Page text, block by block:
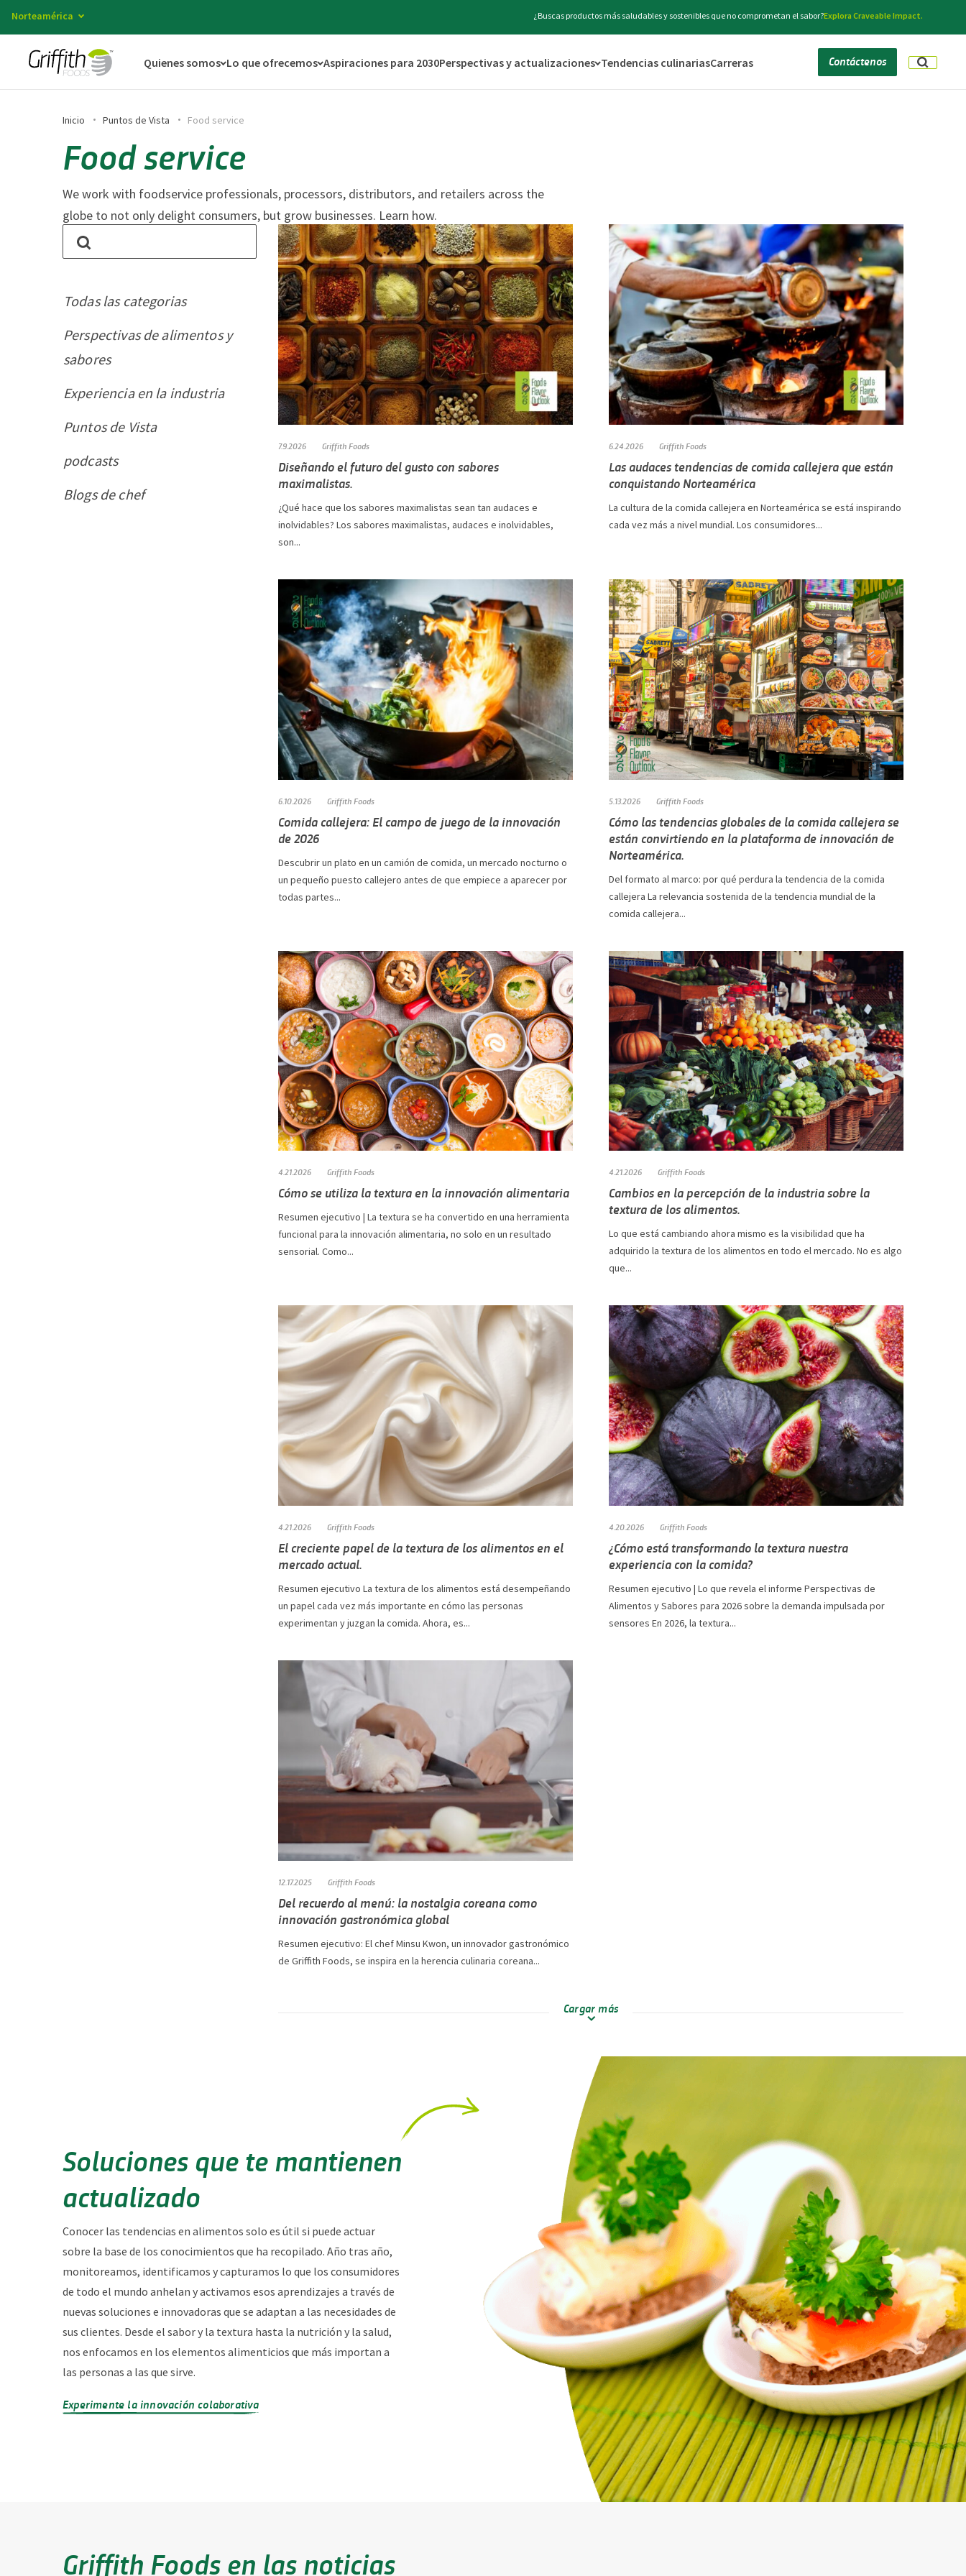
Norteamérica ¿Buscas productos más saludables y sostenibles que no comprometan el sabor?Explora Craveable Impact.
Quienes somos Lo que ofrecemos Aspiraciones para 2030Perspectivas y actualizaciones Tendencias culinariasCarreras Contáctenos
Inicio Puntos de Vista Food service
Food service
We work with foodservice professionals, processors, distributors, and retailers across the
globe to not only delight consumers, but grow businesses. Learn how.
Todas las categorias
Perspectivas de alimentos y
sabores
Experiencia en la industria
Puntos de Vista
podcasts
Blogs de chef
7.9.2026 Griffith Foods
Diseñando el futuro del gusto con sabores
maximalistas.
¿Qué hace que los sabores maximalistas sean tan audaces e
inolvidables? Los sabores maximalistas, audaces e inolvidables,
son...
6.24.2026 Griffith Foods
Las audaces tendencias de comida callejera que están
conquistando Norteamérica
La cultura de la comida callejera en Norteamérica se está inspirando
cada vez más a nivel mundial. Los consumidores...
6.10.2026 Griffith Foods
Comida callejera: El campo de juego de la innovación
de 2026
Descubrir un plato en un camión de comida, un mercado nocturno o
un pequeño puesto callejero antes de que empiece a aparecer por
todas partes...
5.13.2026 Griffith Foods
Cómo las tendencias globales de la comida callejera se
están convirtiendo en la plataforma de innovación de
Norteamérica.
Del formato al marco: por qué perdura la tendencia de la comida
callejera La relevancia sostenida de la tendencia mundial de la
comida callejera...
4.21.2026 Griffith Foods
Cómo se utiliza la textura en la innovación alimentaria
Resumen ejecutivo | La textura se ha convertido en una herramienta
funcional para la innovación alimentaria, no solo en un resultado
sensorial. Como...
4.21.2026 Griffith Foods
Cambios en la percepción de la industria sobre la
textura de los alimentos.
Lo que está cambiando ahora mismo es la visibilidad que ha
adquirido la textura de los alimentos en todo el mercado. No es algo
que...
4.21.2026 Griffith Foods
El creciente papel de la textura de los alimentos en el
mercado actual.
Resumen ejecutivo La textura de los alimentos está desempeñando
un papel cada vez más importante en cómo las personas
experimentan y juzgan la comida. Ahora, es...
4.20.2026 Griffith Foods
¿Cómo está transformando la textura nuestra
experiencia con la comida?
Resumen ejecutivo | Lo que revela el informe Perspectivas de
Alimentos y Sabores para 2026 sobre la demanda impulsada por
sensores En 2026, la textura...
12.17.2025 Griffith Foods
Del recuerdo al menú: la nostalgia coreana como
innovación gastronómica global
Resumen ejecutivo: El chef Minsu Kwon, un innovador gastronómico
de Griffith Foods, se inspira en la herencia culinaria coreana...
Cargar más
Soluciones que te mantienen
actualizado
Conocer las tendencias en alimentos solo es útil si puede actuar
sobre la base de los conocimientos que ha recopilado. Año tras año,
monitoreamos, identificamos y capturamos lo que los consumidores
de todo el mundo anhelan y activamos esos aprendizajes a través de
nuevas soluciones e innovadoras que se adaptan a las necesidades de
sus clientes. Desde el sabor y la textura hasta la nutrición y la salud,
nos enfocamos en los elementos alimenticios que más importan a
las personas a las que sirve.
Experimente la innovación colaborativa
Griffith Foods en las noticias